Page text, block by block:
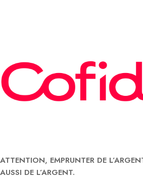
ATTENTION, EMPRUNTER DE
AUSSI DE L’ARGENT.